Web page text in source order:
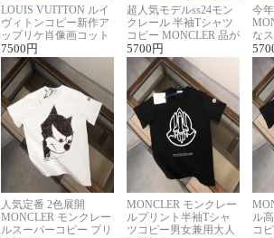
LOUIS VUITTON ルイ
ヴィトンコピー新作ア
ップリケ肖像画コット
ンニット半袖Tシャツ
7500 円
超人気モデルss24モン
クレール 半袖Tシャツ
コピー MONCLER 品が
良く見た目
5700 円
今
な
ル
人気定番 2色展開
MONCLER モンクレー
ルスーパーコピー プリ
MONCLER モンクレー
ルプリント半袖Tシャ
ツコピー男女兼用大人
ル
コ